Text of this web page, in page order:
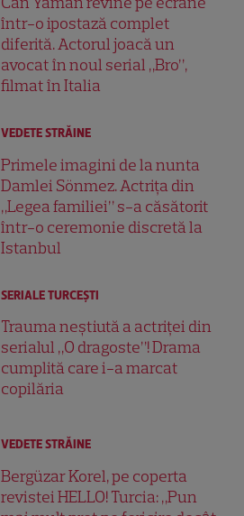
într-o ipostază complet
diferită. Actorul joacă un
avocat în noul serial „Bro”,
filmat în Italia
VEDETE STRĂINE
Primele imagini de la nunta
Damlei Sönmez. Actrița din
„Legea familiei” s-a căsătorit
într-o ceremonie discretă la
Istanbul
SERIALE TURCEŞTI
Trauma neștiută a actriței din
serialul „O dragoste”! Drama
cumplită care i-a marcat
copilăria
VEDETE STRĂINE
Bergüzar Korel, pe coperta
revistei HELLO! Turcia: „Pun